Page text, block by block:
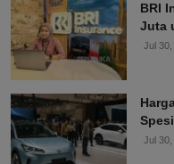
BRI
Juta
Jul 30,
Jul 30,